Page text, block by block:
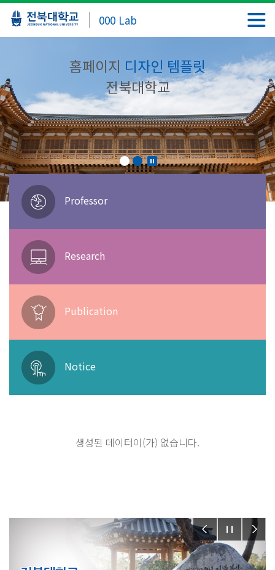
000 Lab
홈페이지 디자인 템플릿
전북대학교
Professor
Research
Publication
Notice
생성된 데이터이(가) 없습니다.